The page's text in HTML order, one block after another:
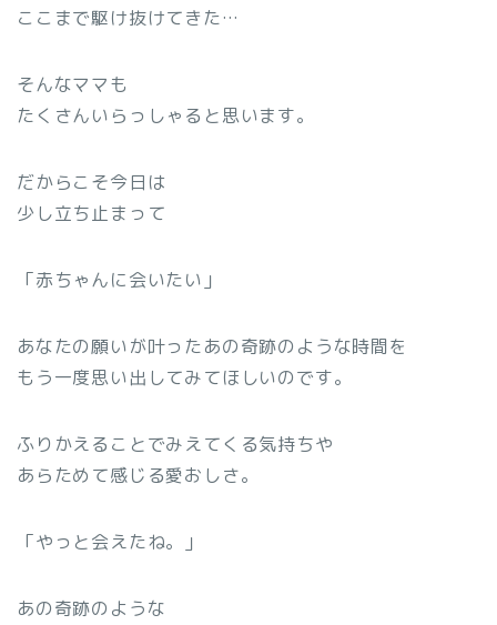
ここまで駆け抜けてきた…
そんなママも
たくさんいらっしゃると思います。
だからこそ今日は
少し立ち止まって
「赤ちゃんに会いたい」
あなたの願いが叶ったあの奇跡のような時間を
もう一度思い出してみてほしいのです。
ふりかえることでみえてくる気持ちや
あらためて感じる愛おしさ。
「やっと会えたね。」
あの奇跡のような